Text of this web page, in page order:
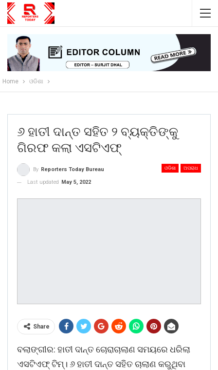
Home ଓଡିଶା
୬ ହାତୀ ଦାନ୍ତ ସହିତ ୨ ବ୍ୟକ୍ତିଙ୍କୁ
ଗିରଫ କଲା ଏସଟିଏଫ୍
ଓଡିଶା ଅପରାଧ
By Reporters Today Bureau
Last updated
May 5, 2022
Share
ବଲାଙ୍ଗୀର: ହାତୀ ଦାନ୍ତ ଚୋରାଚାଲାଣ ସମୟରେ ଧରିଲା
ଏସଟିଏଫ୍ ଟିମ୍। ୬ ହାତୀ ଦାନ୍ତ ସହିତ ଚାଲାଣ କରୁଥିବା